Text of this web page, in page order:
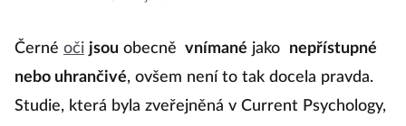
Černé oči jsou obecně vnímané jako
nepřístupné
nebo uhrančivé, ovšem není to tak docela pravda.
Studie, která byla zveřejněná v Current Psychology,